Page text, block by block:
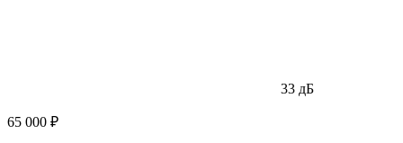
33 дБ
65 000 ₽